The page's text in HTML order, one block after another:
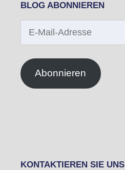
BLOG ABONNIEREN
Mail-
Abonnieren
KONTAKTIEREN SIE UNS